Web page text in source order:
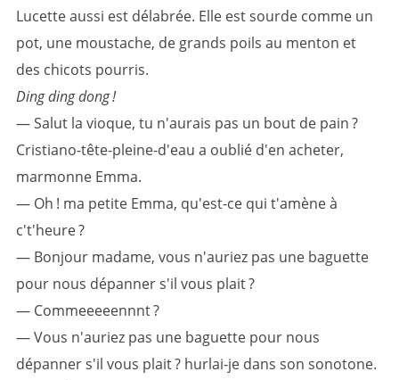
Lucette aussi est délabrée. Elle est sourde comme un
pot, une moustache, de grands poils au menton et
des chicots pourris.
Ding ding dong!
— Salut la vioque, tu n'aurais pas un bout de pain ?
Cristiano-tête-pleine-d'eau a oublié d'en acheter,
marmonne Emma.
— Oh ! ma petite Emma, qu'est-ce qui t'amène à
c't'heure ?
— Bonjour madame, vous n'auriez pas une baguette
pour nous dépanner s'il vous plait ?
— Commeeeeennnt ?
— Vous n'auriez pas une baguette pour nous
dépanner s'il vous plait ? hurlai-je dans son sonotone.